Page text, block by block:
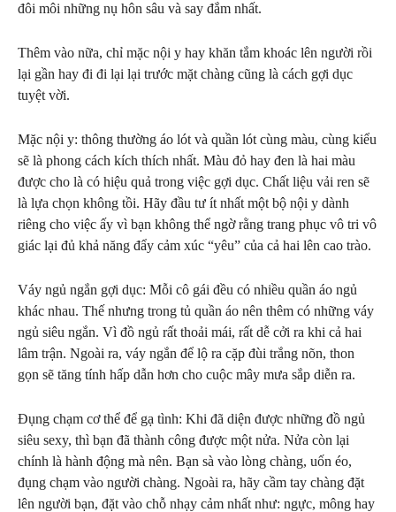
đôi môi những nụ hôn sâu và say đắm nhất.
Thêm vào nữa, chỉ mặc nội y hay khăn tắm khoác lên người rồi
lại gần hay đi đi lại lại trước mặt chàng cũng là cách gợi dục
tuyệt vời.
Mặc nội y: thông thường áo lót và quần lót cùng màu, cùng kiểu
sẽ là phong cách kích thích nhất. Màu đỏ hay đen là hai màu
được cho là có hiệu quả trong việc gợi dục. Chất liệu vải ren sẽ
là lựa chọn không tồi. Hãy đầu tư ít nhất một bộ nội y dành
riêng cho việc ấy vì bạn không thể ngờ rằng trang phục vô tri vô
giác lại đủ khả năng đẩy cảm xúc “yêu” của cả hai lên cao trào.
Váy ngủ ngắn gợi dục: Mỗi cô gái đều có nhiều quần áo ngủ
khác nhau. Thế nhưng trong tủ quần áo nên thêm có những váy
ngủ siêu ngắn. Vì đồ ngủ rất thoải mái, rất dễ cởi ra khi cả hai
lâm trận. Ngoài ra, váy ngắn để lộ ra cặp đùi trắng nõn, thon
gọn sẽ tăng tính hấp dẫn hơn cho cuộc mây mưa sắp diễn ra.
Đụng chạm cơ thể để gạ tình: Khi đã diện được những đồ ngủ
siêu sexy, thì bạn đã thành công được một nửa. Nửa còn lại
chính là hành động mà nên. Bạn sà vào lòng chàng, uốn éo,
đụng chạm vào người chàng. Ngoài ra, hãy cầm tay chàng đặt
lên người bạn, đặt vào chỗ nhạy cảm nhất như: ngực, mông hay